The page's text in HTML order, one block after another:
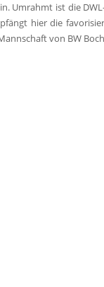
Umrahmt ist die
hier die
von BW